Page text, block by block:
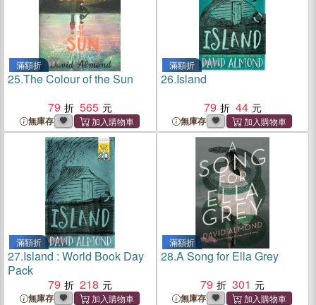
滿額折
25.The Colour of the Sun
79
565
無庫存
滿額折
26.Island
79
44
無庫存
滿額折
27.Island : World Book Day
Pack
79
218
無庫存
滿額折
28.A Song for Ella Grey
79
301
無庫存